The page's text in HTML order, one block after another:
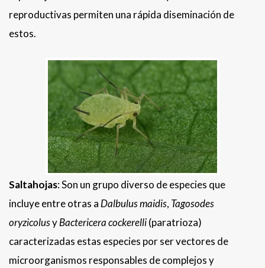
reproductivas permiten una rápida diseminación de
estos.
Saltahojas: Son un grupo diverso de especies que
incluye entre otras a Dalbulus maidis, Tagosodes
oryzicolusyBactericera cockerelli(paratrioza)
caracterizadas estas especies por ser vectores de
microorganismos responsables de complejos y